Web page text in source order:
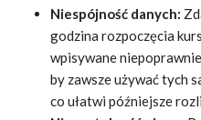
Niespójność danych:
godzina rozpoczęcia
wpisywane
by zawsze używać tych
co ułatwi późniejsze